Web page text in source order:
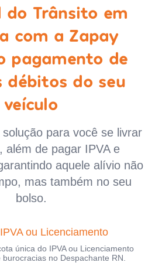
do Trânsito em
com a Zapay
pagamento de
débitos do seu
veículo
para você se livrar
além de pagar IPVA e
aquele alívio não
mas também no seu
bolso.
ou Licenciamento
única do IPVA ou Licenciamento
no Despachante RN.